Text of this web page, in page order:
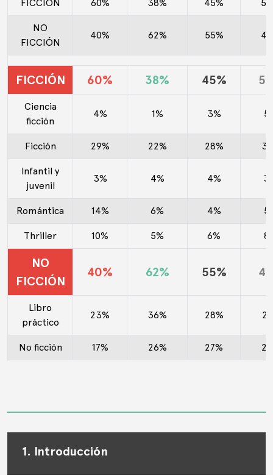
FICCIÓN 60% 38% 45%
NO
FICCIÓN
40% 62% 55%
FICCIÓN 60% 38% 45%
Ciencia
ficción
4% 1% 3%
Ficción 29% 22% 28%
Infantil y
juvenil
3% 4% 4%
Romántica 14% 6% 4%
Thriller 10% 5% 6%
NO
FICCIÓN
40% 62% 55%
Libro
práctico
23% 36% 28%
No ficción 17% 26% 27%
1. Introducción